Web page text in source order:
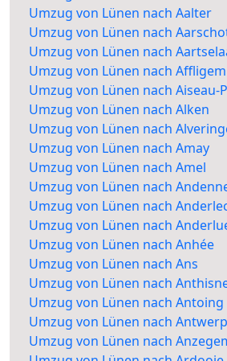
Umzug von Lünen nach Aalter
Umzug von Lünen nach
Umzug von Lünen nach
Umzug von Lünen nach Affligem
Umzug von Lünen nach Aiseau-
Umzug von Lünen nach Alken
Umzug von Lünen nach
Umzug von Lünen nach Amay
Umzug von Lünen nach Amel
Umzug von Lünen nach
Umzug von Lünen nach
Umzug von Lünen nach
Umzug von Lünen nach Anhée
Umzug von Lünen nach Ans
Umzug von Lünen nach
Umzug von Lünen nach Antoing
Umzug von Lünen nach
Umzug von Lünen nach